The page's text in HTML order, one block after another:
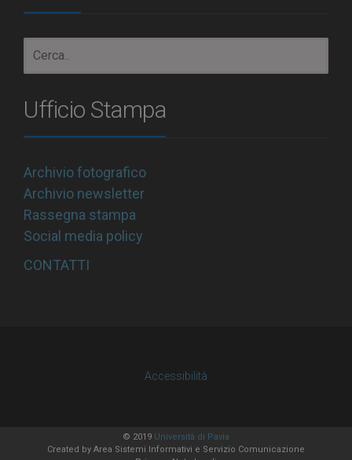
Ufficio Stampa
Archivio fotografico
Archivio newsletter
Rassegna stampa
Social media policy
CONTATTI
Accessibilità
© 2019 Università di Pavia
Created by Area Sistemi Informativi e Servizio Comunicazione